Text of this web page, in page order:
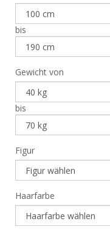
bis
Gewicht von
bis
Figur
Haarfarbe